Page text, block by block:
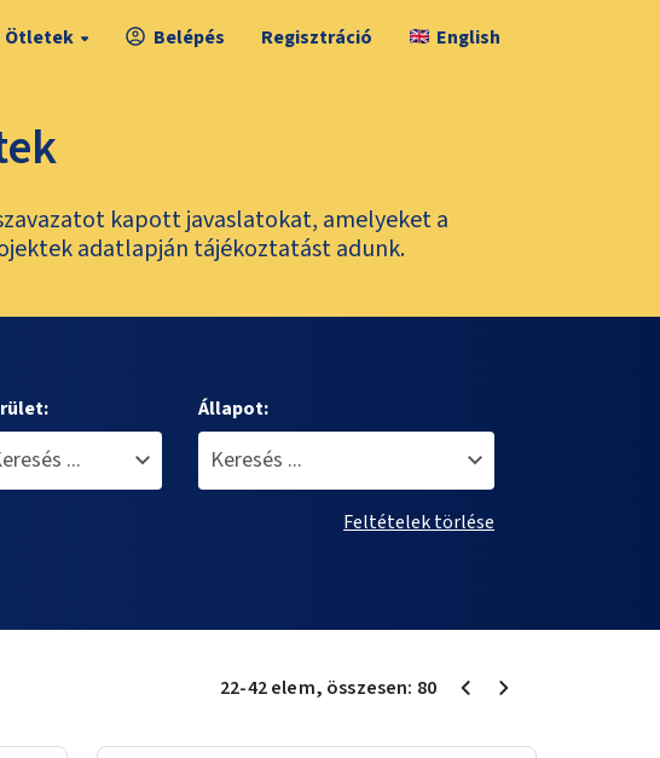
Ötletek Belépés Regisztráció English
kapott javaslatokat, amelyeket a
adatlapján tájékoztatást adunk.
Állapot:
Feltételek törlése
22-42elem, összesen: 80